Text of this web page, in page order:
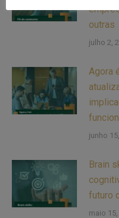
outras
julho 2,
Agora
junho
Brain
futuro
maio